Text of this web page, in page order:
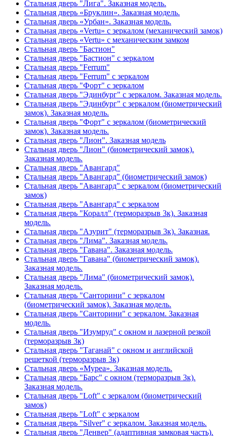
Стальная дверь "Лига". Заказная модель.
Стальная дверь «Бруклин». Заказная модель.
Стальная дверь «Урбан». Заказная модель.
Стальная дверь «Vertu» с зеркалом (механический замок)
Стальная дверь «Vertu» с механическим замком
Стальная дверь "Бастион"
Стальная дверь "Бастион" с зеркалом
Стальная дверь "Ferrum"
Стальная дверь "Ferrum" с зеркалом
Стальная дверь "Форт" с зеркалом
Стальная дверь "Эдинбург" с зеркалом. Заказная модель.
Стальная дверь "Эдинбург" с зеркалом (биометрический
замок). Заказная модель.
Стальная дверь "Форт" с зеркалом (биометрический
замок). Заказная модель.
Стальная дверь "Лион". Заказная модель
Стальная дверь "Лион" (биометрический замок).
Заказная модель.
Стальная дверь "Авангард"
Стальная дверь "Авангард" (биометрический замок)
Стальная дверь "Авангард" с зеркалом (биометрический
замок)
Стальная дверь "Авангард" с зеркалом
Стальная дверь "Коралл" (терморазрыв 3к). Заказная
модель.
Стальная дверь "Азурит" (терморазрыв 3к). Заказная.
Стальная дверь "Лима". Заказная модель.
Стальная дверь "Гавана". Заказная модель.
Стальная дверь "Гавана" (биометрический замок).
Заказная модель.
Стальная дверь "Лима" (биометрический замок).
Заказная модель.
Стальная дверь "Санторини" с зеркалом
(биометрический замок). Заказная модель.
Стальная дверь "Санторини" с зеркалом. Заказная
модель.
Стальная дверь "Изумруд" с окном и лазерной резкой
(терморазрыв 3к)
Стальная дверь "Таганай" с окном и английской
решеткой (терморазрыв 3к)
Стальная дверь «Муреа». Заказная модель.
Стальная дверь "Барс" с окном (терморазрыв 3к).
Заказная модель.
Стальная дверь "Loft" с зеркалом (биометрический
замок)
Стальная дверь "Loft" с зеркалом
Стальная дверь "Silver" с зеркалом. Заказная модель.
Стальная дверь "Денвер" (адаптивная замковая часть).